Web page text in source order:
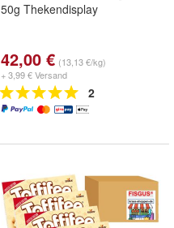
50g Thekendisplay
42,00 € (13,13 €/kg)
+ 3,99 € Versand
2